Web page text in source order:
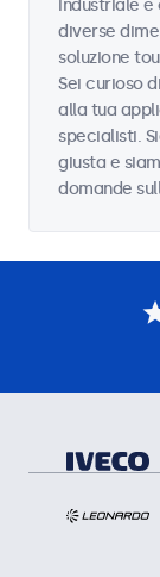
industriale e
diverse
soluzione
Sei curioso
alla tua
specialisti.
giusta e
domande